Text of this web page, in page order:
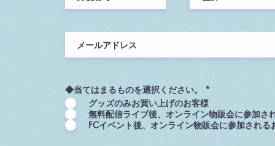
◆当てはまるものを選択ください。
*
グッズのみお買い上げのお客様
無料配信ライブ後、オンライン物販会に参加さ
FCイベント後、オンライン物販会に参加される